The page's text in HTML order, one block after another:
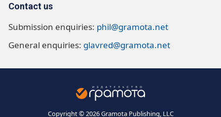
Contact us
Submission enquiries: phil@gramota.net
General enquiries: glavred@gramota.net
Copyright © 2026 Gramota Publishing, LLC